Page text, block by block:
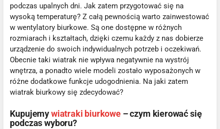
podczas upalnych dni. Jak zatem przygotować się na
wysoką temperaturę? Z całą pewnością warto zainwestować
w wentylatory biurkowe. Są one dostępne w różnych
rozmiarach i kształtach, dzięki czemu każdy z nas dobierze
urządzenie do swoich indywidualnych potrzeb i oczekiwań.
Obecnie taki wiatrak nie wpływa negatywnie na wystrój
wnętrza, a ponadto wiele modeli zostało wyposażonych w
różne dodatkowe funkcje udogodnienia. Na jaki zatem
wiatrak biurkowy się zdecydować?
Kupujemy wiatraki biurkowe– czym kierować się
podczas wyboru?